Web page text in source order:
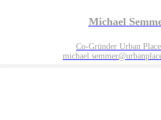
Michael
Co-Gründer Urban